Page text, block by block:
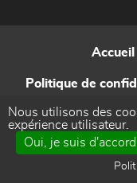
Accueil
Politique de
Nous utilisons des
expérience utilisateur.
Oui, je suis d'accord